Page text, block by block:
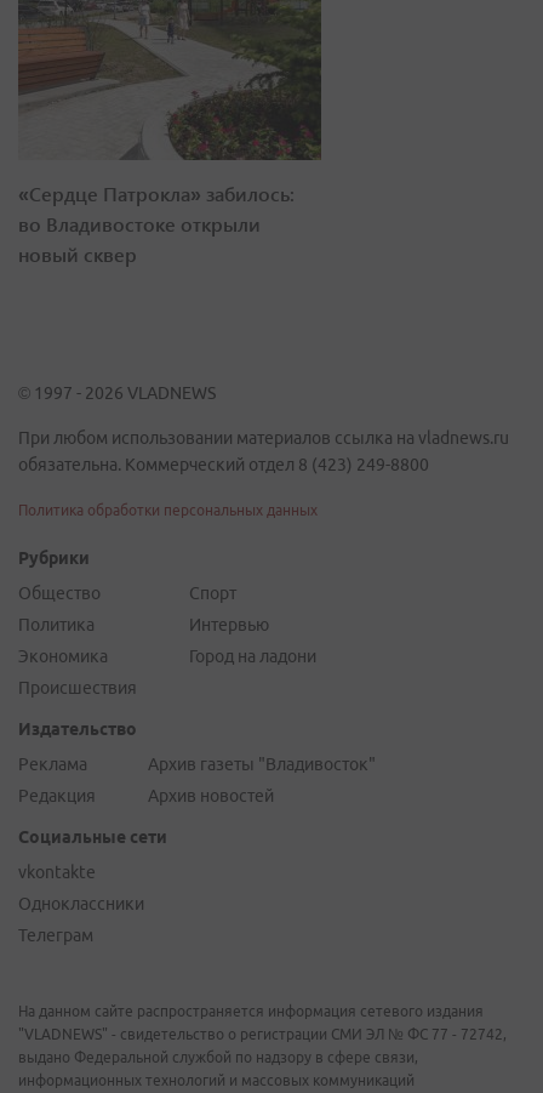
«Сердце Патрокла» забилось:
во Владивостоке открыли
новый сквер
© 1997 - 2026 VLADNEWS
При любом использовании материалов ссылка на vladnews.ru
обязательна. Коммерческий отдел 8 (423) 249-8800
Политика обработки персональных данных
Рубрики
Общество
Политика
Экономика
Происшествия
Спорт
Интервью
Город на ладони
Издательство
Реклама
Редакция
Архив газеты "Владивосток"
Архив новостей
Социальные сети
vkontakte
Одноклассники
Телеграм
На данном сайте распространяется информация сетевого издания
"VLADNEWS" - свидетельство о регистрации СМИ ЭЛ № ФС 77 - 72742,
выдано Федеральной службой по надзору в сфере связи,
информационных технологий и массовых коммуникаций